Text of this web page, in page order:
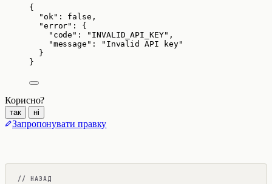
{
"ok" : false ,
"error" : {
"code" : " INVALID_API_KEY" ,
"message" : " Invalid API key"
}
}
Корисно?
так ні
Запропонувати правку
// НАЗАД